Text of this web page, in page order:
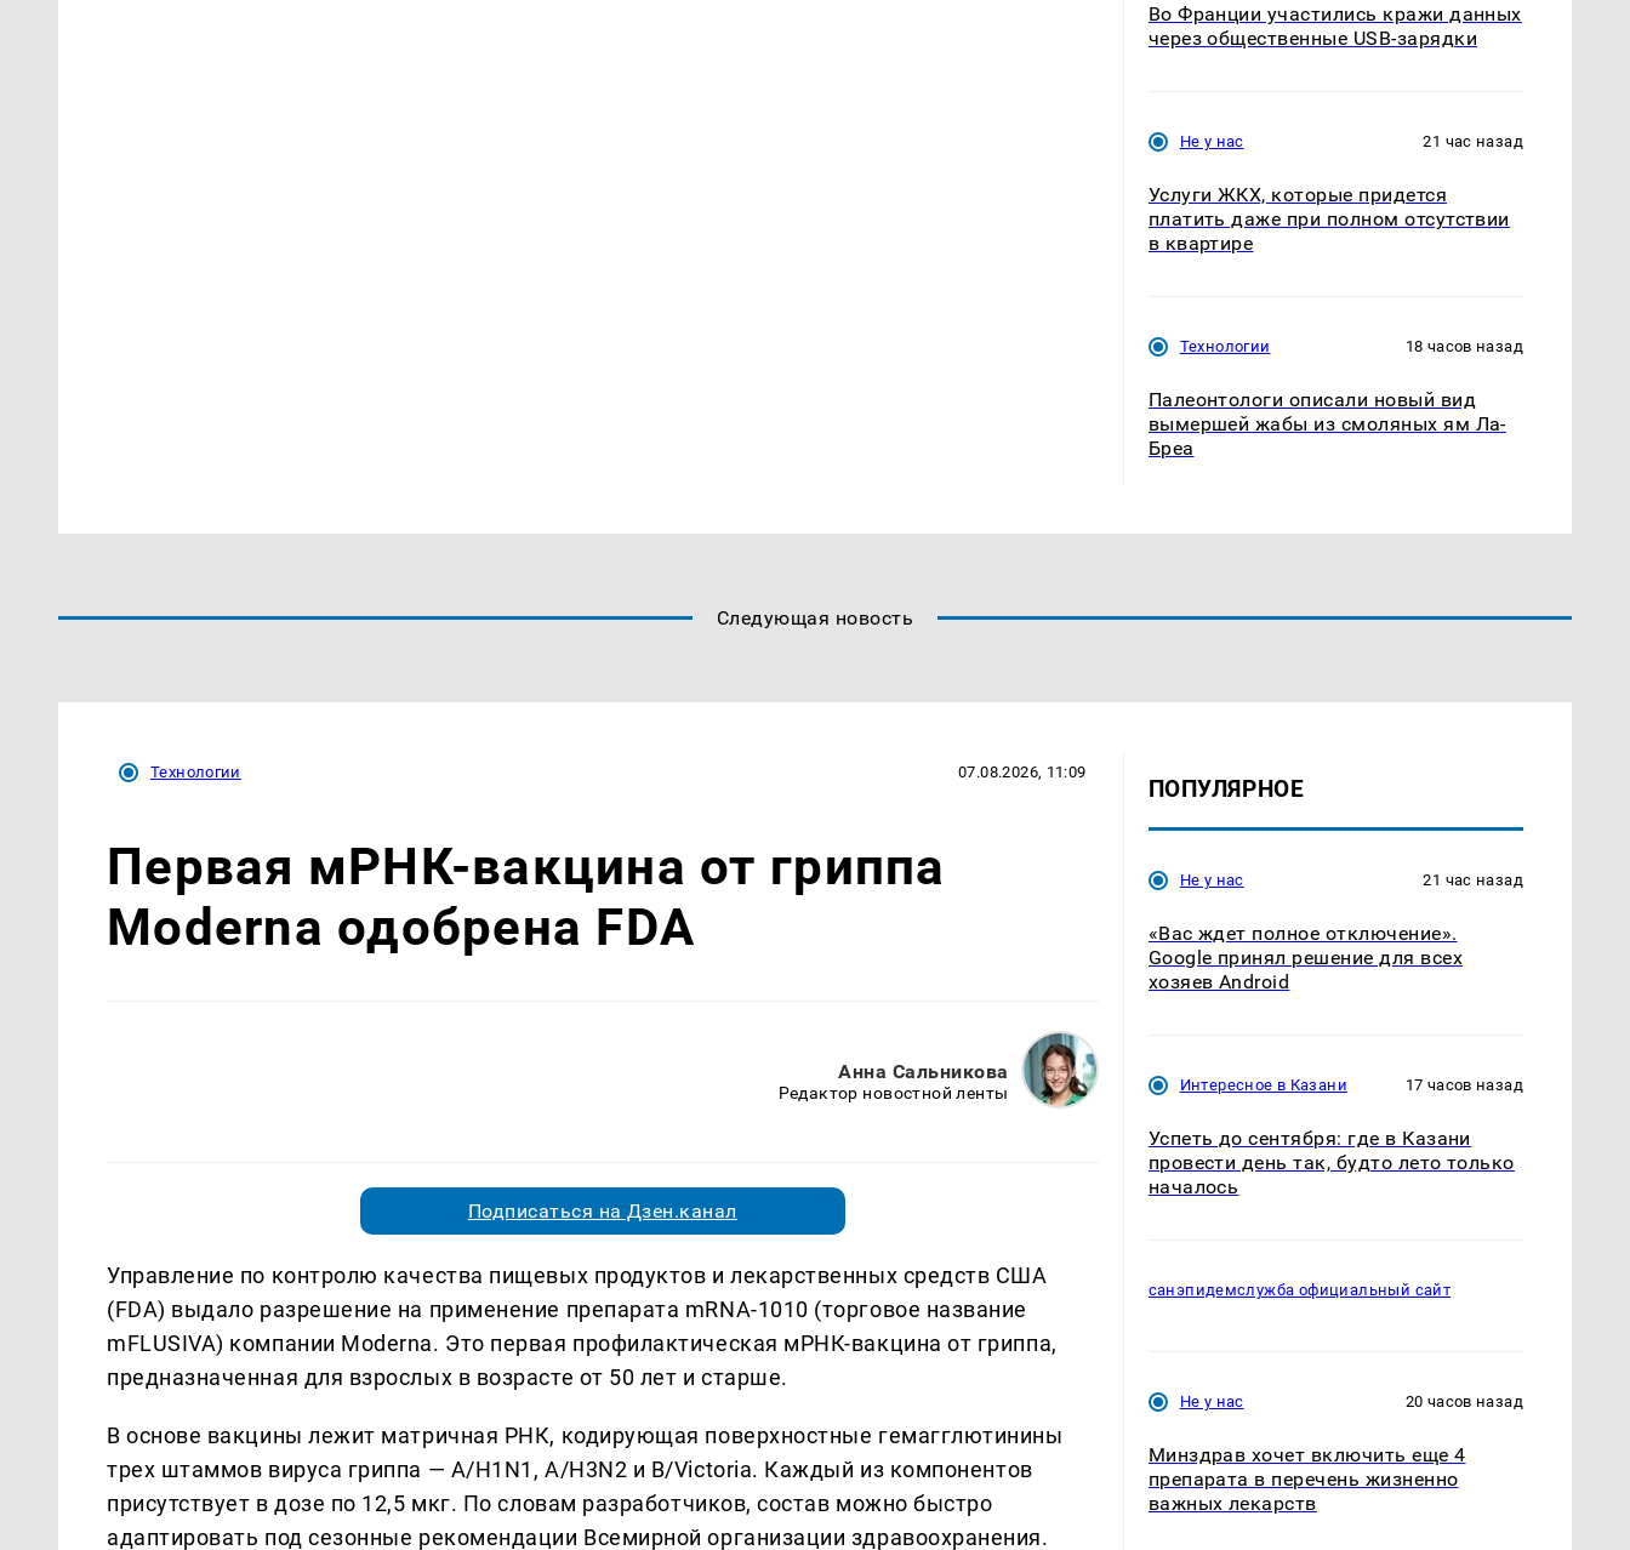
Во Франции участились кражи данных
через общественные USB-зарядки
Не у нас 21 час назад
Услуги ЖКХ, которые придется
платить даже при полном отсутствии
в квартире
Технологии 18 часов назад
Палеонтологи описали новый вид
вымершей жабы из смоляных ям Ла-
Бреа
Следующая новость
Технологии 07.08.2026, 11:09
Первая мРНК-вакцина от гриппа
Moderna одобрена FDA
Анна Сальникова
Редактор новостной ленты
Подписаться на Дзен.канал
Управление по контролю качества пищевых продуктов и лекарственных средств США
(FDA) выдало разрешение на применение препарата mRNA-1010 (торговое название
mFLUSIVA) компании Moderna. Это первая профилактическая мРНК-вакцина от гриппа,
предназначенная для взрослых в возрасте от 50 лет и старше.
В основе вакцины лежит матричная РНК, кодирующая поверхностные гемагглютинины
трех штаммов вируса гриппа — A/H1N1, A/H3N2 и B/Victoria. Каждый из компонентов
присутствует в дозе по 12,5 мкг. По словам разработчиков, состав можно быстро
адаптировать под сезонные рекомендации Всемирной организации здравоохранения.
ПОПУЛЯРНОЕ
Не у нас 21 час назад
«Вас ждет полное отключение».
Google принял решение для всех
хозяев Android
Интересное в Казани 17 часов назад
Успеть до сентября: где в Казани
провести день так, будто лето только
началось
санэпидемслужба официальный сайт
Не у нас 20 часов назад
Минздрав хочет включить еще 4
препарата в перечень жизненно
важных лекарств